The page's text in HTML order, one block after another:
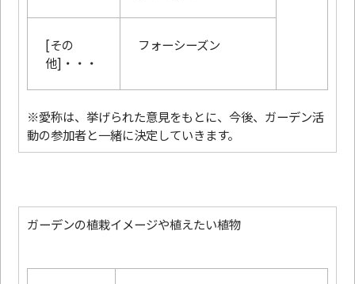
[その
他]・・・
フォーシーズン
※愛称は、挙げられた意見をもとに、今後、ガーデン活
動の参加者と一緒に決定していきます。
ガーデンの植栽イメージや植えたい植物